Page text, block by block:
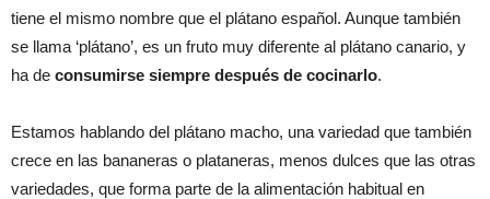
tiene el mismo nombre que el plátano español. Aunque también
se llama ‘plátano’, es un fruto muy diferente al plátano canario, y
ha de consumirse siempre después de cocinarlo.
Estamos hablando del plátano macho, una variedad que también
crece en las bananeras o plataneras, menos dulces que las otras
variedades, que forma parte de la alimentación habitual en